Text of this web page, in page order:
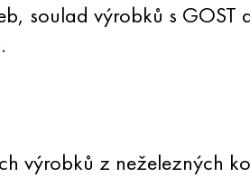
soulad výrobků s GOST
výrobků z neželezných